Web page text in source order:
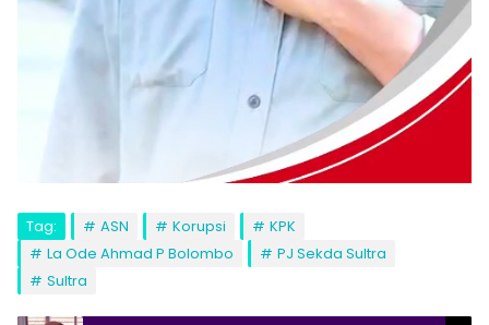
Tag: ASN Korupsi
KPK
La Ode Ahmad P Bolombo
PJ Sekda Sultra
Sultra